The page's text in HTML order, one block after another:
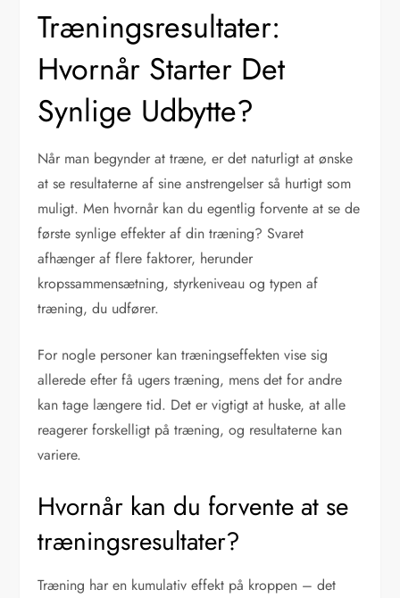
Træningsresultater:
Hvornår Starter Det
Synlige Udbytte?
Når man begynder at træne, er det naturligt at ønske
at se resultaterne af sine anstrengelser så hurtigt som
muligt. Men hvornår kan du egentlig forvente at se de
første synlige effekter af din træning? Svaret
afhænger af flere faktorer, herunder
kropssammensætning, styrkeniveau og typen af
træning, du udfører.
For nogle personer kan træningseffekten vise sig
allerede efter få ugers træning, mens det for andre
kan tage længere tid. Det er vigtigt at huske, at alle
reagerer forskelligt på træning, og resultaterne kan
variere.
Hvornår kan du forvente at se
træningsresultater?
Træning har en kumulativ effekt på kroppen – det